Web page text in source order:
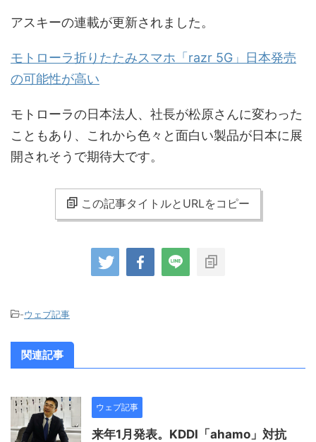
アスキーの連載が更新されました。
モトローラ折りたたみスマホ「razr 5G」日本発売
の可能性が高い
モトローラの日本法人、社長が松原さんに変わった
こともあり、これから色々と面白い製品が日本に展
開されそうで期待大です。
この記事タイトルとURLをコピー
-ウェブ記事
関連記事
ウェブ記事
来年1月発表。KDDI「ahamo」対抗